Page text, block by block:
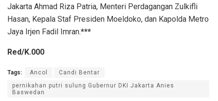
Jakarta Ahmad Riza Patria, Menteri Perdagangan Zulkifli
Hasan, Kepala Staf Presiden Moeldoko, dan Kapolda Metro
Jaya Irjen Fadil Imran.***
Red/K.000
Tags: Ancol
Candi Bentar
pernikahan putri sulung Gubernur DKI Jakarta Anies
Baswedan